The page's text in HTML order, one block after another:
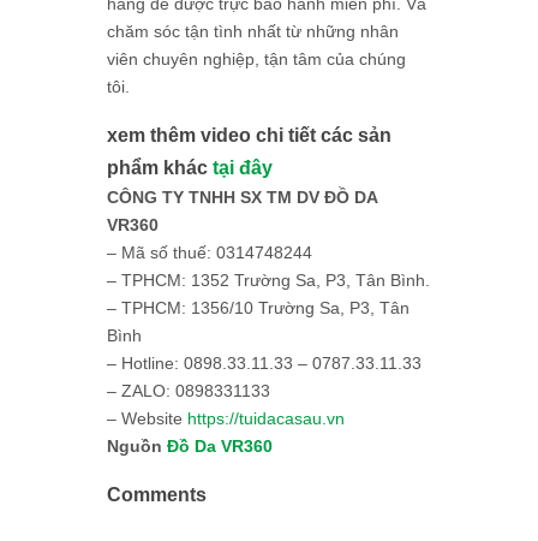
chăm sóc tận tình nhất từ những nhân
viên chuyên nghiệp, tận tâm của chúng
tôi.
xem thêm video chi tiết các sản
phẩm khác tại đây
CÔNG TY TNHH SX TM DV ĐỒ DA
VR360
– Mã số thuế: 0314748244
– TPHCM: 1352 Trường Sa, P3, Tân Bình.
– TPHCM: 1356/10 Trường Sa, P3, Tân
Bình
– Hotline: 0898.33.11.33 – 0787.33.11.33
– ZALO: 0898331133
– Website https://tuidacasau.vn
Nguồn Đồ Da VR360
Comments